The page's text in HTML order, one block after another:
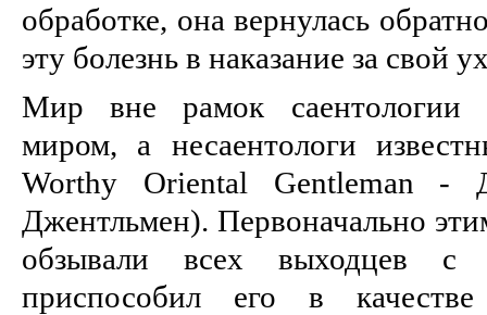
обработке, она вернулась
эту болезнь в наказание за свой
Мир вне рамок саентологии
миром, а несаентологи
Worthy Oriental Gentleman -
Джентльмен). Первоначально
обзывали всех выходцев с
приспособил его в